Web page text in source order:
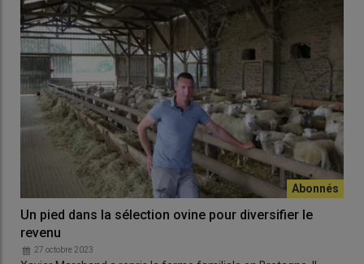
Un pied dans la sélection ovine pour diversifier le
revenu
27 octobre 2023